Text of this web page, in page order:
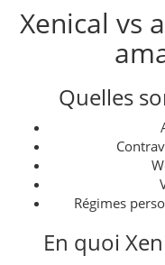
Xenical vs
Quelles
Régimes
En quoi